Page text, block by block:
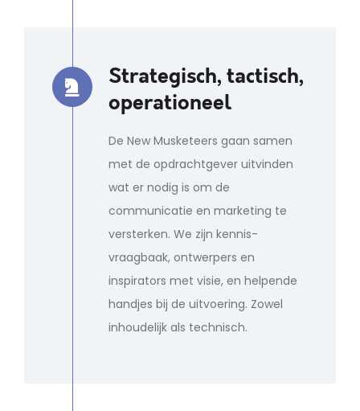
Strategisch, tactisch,
operationeel
De New Musketeers gaan samen
met de opdrachtgever uitvinden
wat er nodig is om de
communicatie en marketing te
versterken. We zijn kennis-
vraagbaak, ontwerpers en
inspirators met visie, en helpende
handjes bij de uitvoering. Zowel
inhoudelijk als technisch.